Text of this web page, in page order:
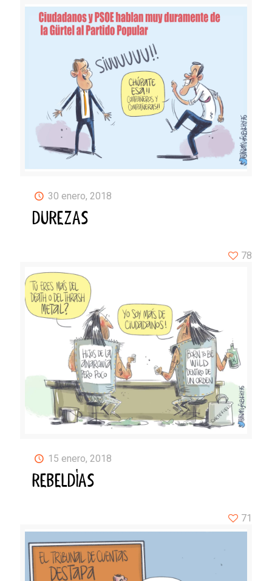
30 enero, 2018
DUREZAS
15 enero, 2018
REBELDÍAS
78
71